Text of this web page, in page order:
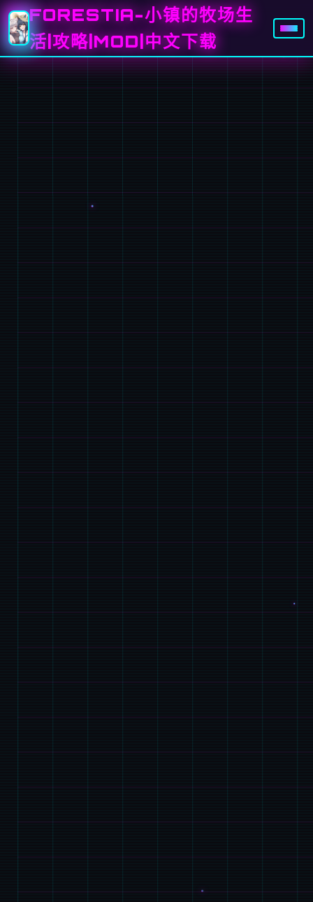
FORESTIA-小镇的牧场生
活|攻略|MOD|中文下载